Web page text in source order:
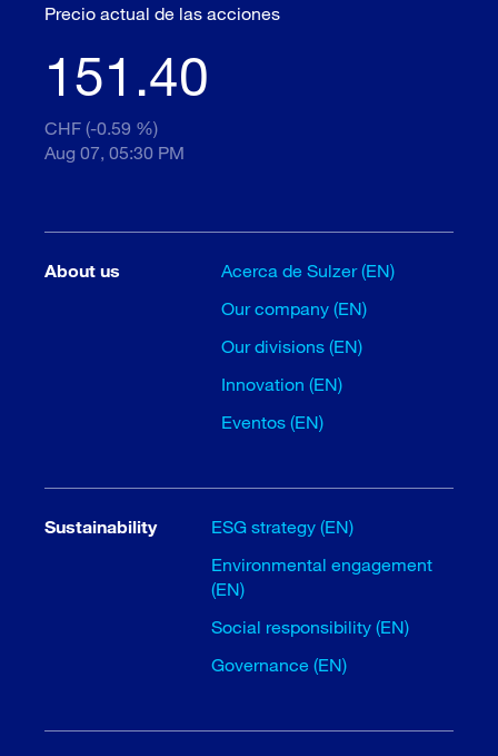
Precio actual de las acciones
151.40
CHF (-0.59 %)
Aug 07, 05:30 PM
About us
Acerca de Sulzer (EN)
Our company (EN)
Our divisions (EN)
Innovation (EN)
Eventos (EN)
Sustainability
ESG strategy (EN)
Environmental engagement
(EN)
Social responsibility (EN)
Governance (EN)